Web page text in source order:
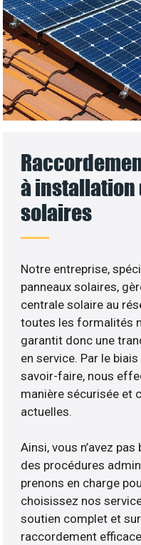
à installation
solaires
Notre entreprise,
panneaux solaires,
centrale solaire au
toutes les formalités
garantit donc une
en service. Par le
savoir-faire, nous
manière sécurisée et
actuelles.
Ainsi, vous n’avez
des procédures
prenons en charge
choisissez nos
soutien complet et
raccordement